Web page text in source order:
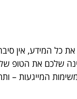
כל המידע, אין
שלכם את הטופ
המייגעות –